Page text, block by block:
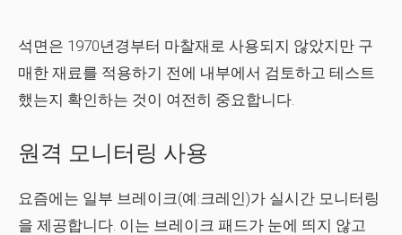
석면은 1970년경부터 마찰재로 사용되지 않았지만 구
매한 재료를 적용하기 전에 내부에서 검토하고 테스트
했는지 확인하는 것이 여전히 중요합니다.
원격 모니터링 사용
요즘에는 일부 브레이크(예:크레인)가 실시간 모니터링
을 제공합니다. 이는 브레이크 패드가 눈에 띄지 않고